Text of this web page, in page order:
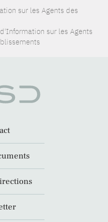
sur les Agents des
sur les Agents